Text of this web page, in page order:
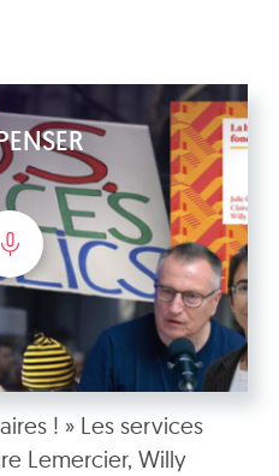
! » Les services
Lemercier, Willy